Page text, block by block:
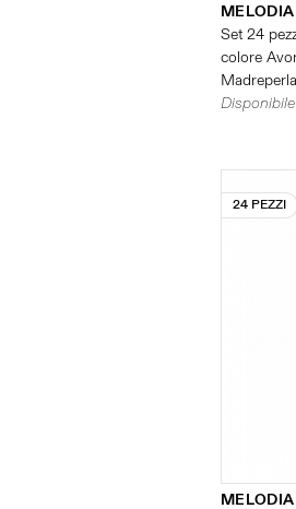
Set 24
colore
Madreperla
24 PEZZI